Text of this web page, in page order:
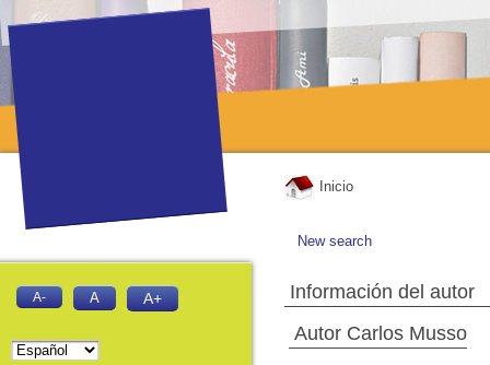
Inicio
New search
Información del autor
Autor Carlos Musso
A- A A+